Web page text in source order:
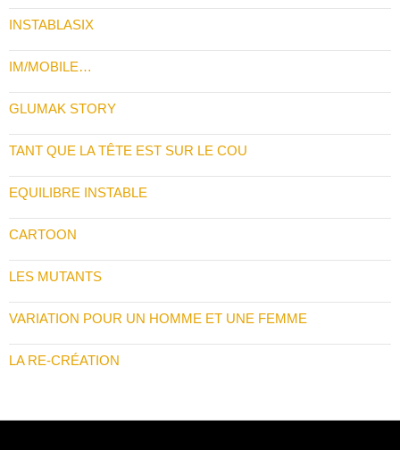
INSTABLASIX
IM/MOBILE…
GLUMAK STORY
TANT QUE LA TÊTE EST SUR LE COU
EQUILIBRE INSTABLE
CARTOON
LES MUTANTS
VARIATION POUR UN HOMME ET UNE FEMME
LA RE-CRÉATION